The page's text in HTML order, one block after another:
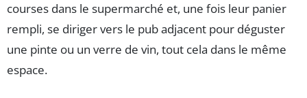
courses dans le supermarché et, une fois leur panier
rempli, se diriger vers le pub adjacent pour déguster
une pinte ou un verre de vin, tout cela dans le même
espace.